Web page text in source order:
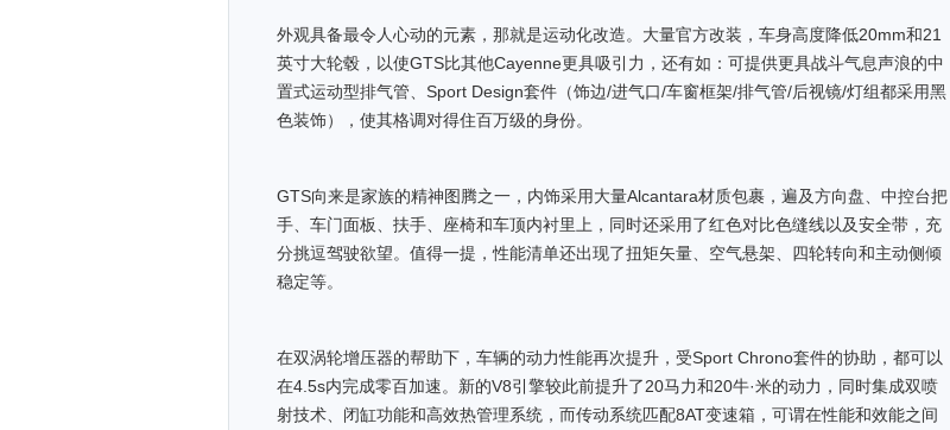
外观具备最令人心动的元素，那就是运动化改造。大量官方改装，车身高度降低20mm和21
英寸大轮毂，以使GTS比其他Cayenne更具吸引力，还有如：可提供更具战斗气息声浪的中
置式运动型排气管、Sport Design套件（饰边/进气口/车窗框架/排气管/后视镜/灯组都采用黑
色装饰），使其格调对得住百万级的身份。
GTS向来是家族的精神图腾之一，内饰采用大量Alcantara材质包裹，遍及方向盘、中控台把
手、车门面板、扶手、座椅和车顶内衬里上，同时还采用了红色对比色缝线以及安全带，充
分挑逗驾驶欲望。值得一提，性能清单还出现了扭矩矢量、空气悬架、四轮转向和主动侧倾
稳定等。
在双涡轮增压器的帮助下，车辆的动力性能再次提升，受Sport Chrono套件的协助，都可以
在4.5s内完成零百加速。新的V8引擎较此前提升了20马力和20牛·米的动力，同时集成双喷
射技术、闭缸功能和高效热管理系统，而传动系统匹配8AT变速箱，可谓在性能和效能之间